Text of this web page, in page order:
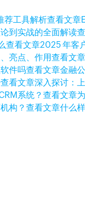
查看文章
查看文章2025 年客
查看文
查看文章金融
查看文章深入探讨：
查看文章
查看文章什么